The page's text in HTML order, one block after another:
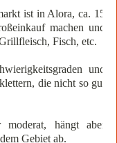
ist in Alora, ca. 15
machen und
Fisch, etc.
und
die nicht so gut
hängt aber
Gebiet ab.